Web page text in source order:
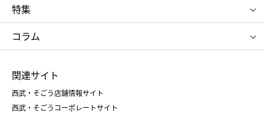
RMK
クリニーク
SK-Ⅱ
たねや
ねんりん家
ポロ ラルフ ローレン
タケオ キクチ
ママ＆キッズ
シュタイフ
特集
お中元
ひな人形
五月人形
父の日
クリスマスケーキ
コラム
菓子折り
和菓子
人気のギフト
関連サイト
西武・そごう店舗情報サイト
西武・そごうコーポレートサイト